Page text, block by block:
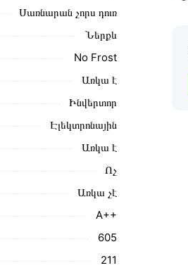
Սառնարան չորս դուռ
Ներքև
No Frost
Առկա է
Ինվերտոր
Էլեկտրոնային
Առկա է
Ոչ
Առկա չէ
A++
605
211